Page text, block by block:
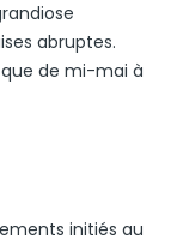
abruptes.
de mi-mai à
initiés au